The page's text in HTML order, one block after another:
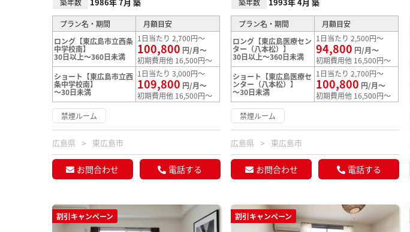
築年数
プラン名・期間
月額目安
ロング【東広島市立西条
中学校南】
30日以上～360日未満
1日当たり 2,700円～
100,800 円/月～
初期費用他 16,500円～
ショート【東広島市立西
条中学校南】
～30日未満
1日当たり 3,000円～
109,800 円/月～
初期費用他 16,500円～
禁煙ルーム
広島県 東広島市
お問合わせ 電話する
築年数
プラン名・期間
月額目安
ロング【東広島医療セン
ター（八本松）】
30日以上～360日未満
1日当たり 2,500円～
94,800 円/月～
初期費用他 16,500円～
ショート【東広島医療セ
ンター（八本松）】
～30日未満
1日当たり 2,700円～
100,800 円/月～
初期費用他 16,500円～
禁煙ルーム
広島県 東広島市
お問合わせ 電話する
割引キャンペーン 割引キャンペーン